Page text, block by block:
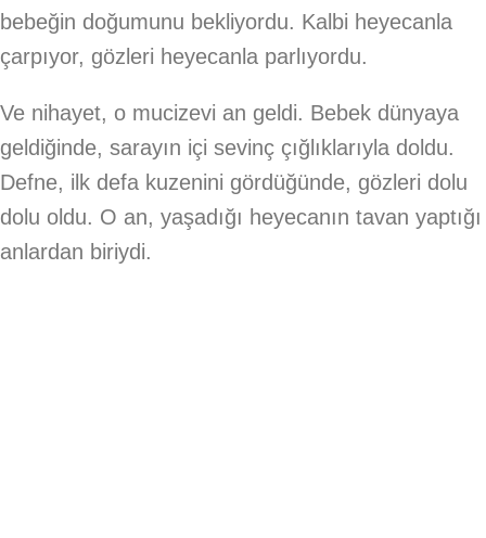
bebeğin doğumunu bekliyordu. Kalbi heyecanla
çarpıyor, gözleri heyecanla parlıyordu.
Ve nihayet, o mucizevi an geldi. Bebek dünyaya
geldiğinde, sarayın içi sevinç çığlıklarıyla doldu.
Defne, ilk defa kuzenini gördüğünde, gözleri dolu
dolu oldu. O an, yaşadığı heyecanın tavan yaptığı
anlardan biriydi.